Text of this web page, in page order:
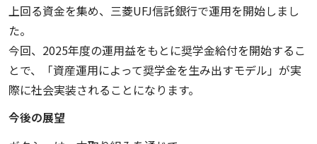
上回る資金を集め、三菱UFJ信託銀行で運用を開始しまし
た。
今回、2025年度の運用益をもとに奨学金給付を開始するこ
とで、「資産運用によって奨学金を生み出すモデル」が実
際に社会実装されることになります。
今後の展望